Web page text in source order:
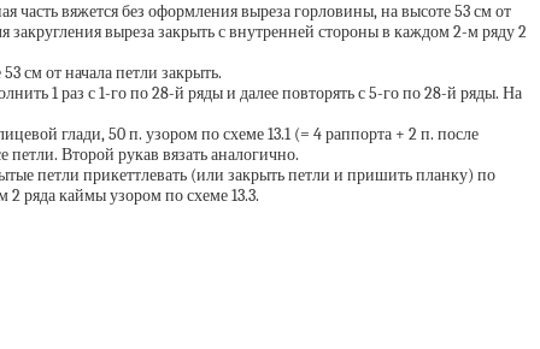
часть вяжется без оформления выреза горловины, на высоте 53 см от
закругления выреза закрыть с внутренней стороны в каждом 2-м ряду 2
см от начала петли закрыть.
1 раз с 1-го по 28-й ряды и далее повторять с 5-го по 28-й ряды. На
глади, 50 п. узором по схеме 13.1 (= 4 раппорта + 2 п. после
Второй рукав вязать аналогично.
петли прикеттлевать (или закрыть петли и пришить планку) по
ряда каймы узором по схеме 13.3.